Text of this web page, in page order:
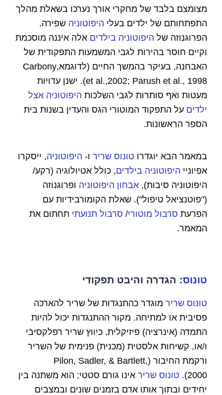
מצומצם בלבד של מחקרי אורך נערכו בשאלת מהלך
התפתחותם של ילדים בעלי היפוטוניה שפירה.
הפרוגנוזה של היפוטוניה בילדים אלה איננה מוסכמת
וקיים חוסר בהירות לגבי המשמעות התפקודית של
האבחנה, בעיקר בהמשך החיים (לדוגמא,Carbony
et al.,2002; Parush et al., 1998). ישנן עדויות
מעטות ואף סותרות לגבי השלכות היפוטוניה אצל
ילדים על התפקוד המוטורי הגס והעדין בשנות בית
הספר הראשונות.
במאמר הבא יוגדרו טונוס שריר ו- היפוטוניה, ייסקרו
אפיוניי היפוטוניה בילדים, כולל אטיולוגיה (רקע/
היפוטוניה סיבות), אבחון היפוטוניה ופרוגנוזה
("פוטנציאל טיפול"). שאלת הקומורבידיות עם
הפרעת סרבול מוטורי/ סרבול תנועתי תחתום את
המאמר.
טונוס: הגדרה והיבט תפקודי
טונוס שריר מוגדר כהתנגדות של שריר להארכה
פסיבית או למתיחה. מקור ההתנגדות יכול להיות
התמדה (אינרציה) פיזיקלית, כיווץ שריר רפלקסיבי
ו/או, קשיחות אלסטית (מכנית) פנימית של השריר
ורקמת החיבור (Pilon, Sadler, & Bartlett,
2000).
טונוס שריר אינו גורם סטטי; הוא משתנה בין
יחידים ובתוך אותו אדם בזמנים שונים ובמצבים